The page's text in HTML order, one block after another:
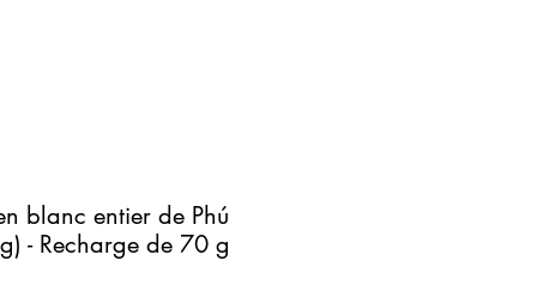
blanc entier de Phú
- Recharge de 70 g